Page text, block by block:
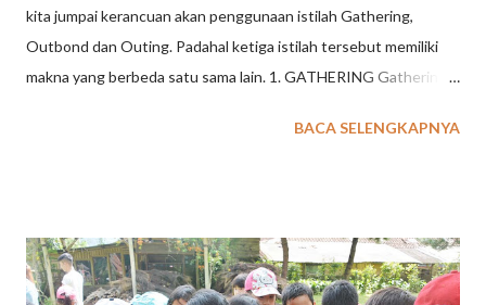
kita jumpai kerancuan akan penggunaan istilah Gathering,
Outbond dan Outing. Padahal ketiga istilah tersebut memiliki
makna yang berbeda satu sama lain. 1. GATHERING Gathering
sekolah ataupun perusahaan yang diadakan pada waktu
Kegiatan ini secara fisik, pikiran, dan emosional tidak terlalu
berat. Lebih dominan kepada unsur hiburan. Seperti misalnya
BACA SELENGKAPNYA